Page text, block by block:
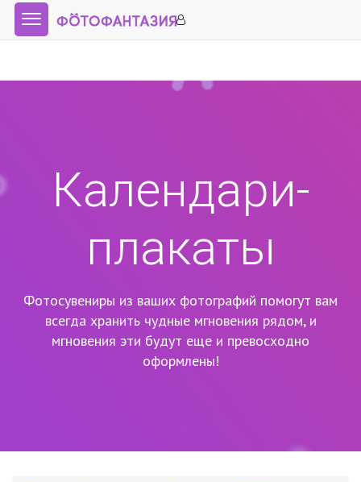
Календари-
плакаты
Фотосувениры из ваших фотографий помогут вам
всегда хранить чудные мгновения рядом, и
мгновения эти будут еще и превосходно
оформлены!